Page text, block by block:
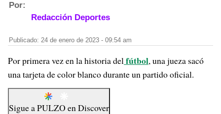
Por:
Redacción Deportes
Publicado: 24 de enero de 2023 - 09:54 am
Por primera vez en la historia delfútbol, una jueza sacó
una tarjeta de color blanco durante un partido oficial.
Sigue aPULZO enDiscover